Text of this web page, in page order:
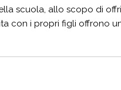
scuola, allo scopo di
con i propri figli offrono